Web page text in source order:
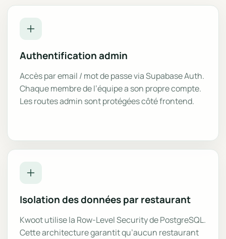
Authentification admin
Accès par email / mot de passe via Supabase Auth.
Chaque membre de l’équipe a son propre compte.
Les routes admin sont protégées côté frontend.
Isolation des données par restaurant
Kwoot utilise la Row-Level Security de PostgreSQL.
Cette architecture garantit qu’aucun restaurant